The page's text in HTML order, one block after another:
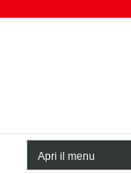
Apri il menu